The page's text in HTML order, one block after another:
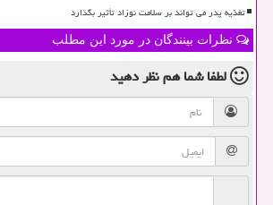
تغذیه پدر می تواند بر سلامت نوزاد تأثیر بگذارد
نظرات بینندگان در مورد این مطلب
لطفا شما همنظر دهید